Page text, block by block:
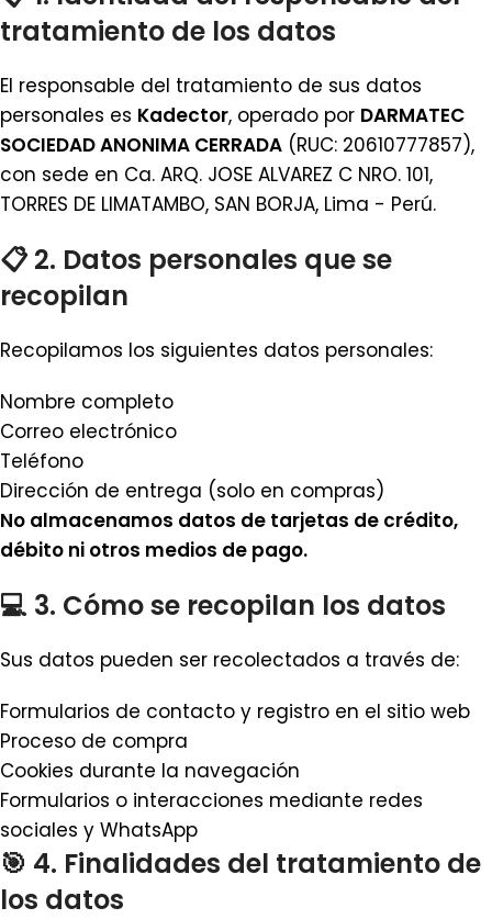
tratamiento de los datos
El responsable del tratamiento de sus datos
personales es Kadector, operado por DARMATEC
SOCIEDAD ANONIMA CERRADA (RUC: 20610777857),
con sede en Ca. ARQ. JOSE ALVAREZ C NRO. 101,
TORRES DE LIMATAMBO, SAN BORJA, Lima - Perú.
📋 2. Datos personales que se
recopilan
Recopilamos los siguientes datos personales:
Nombre completo
Correo electrónico
Teléfono
Dirección de entrega (solo en compras)
No almacenamos datos de tarjetas de crédito,
débito ni otros medios de pago.
💻 3. Cómo se recopilan los datos
Sus datos pueden ser recolectados a través de:
Formularios de contacto y registro en el sitio web
Proceso de compra
Cookies durante la navegación
Formularios o interacciones mediante redes
sociales y WhatsApp
🎯 4. Finalidades del tratamiento de
los datos